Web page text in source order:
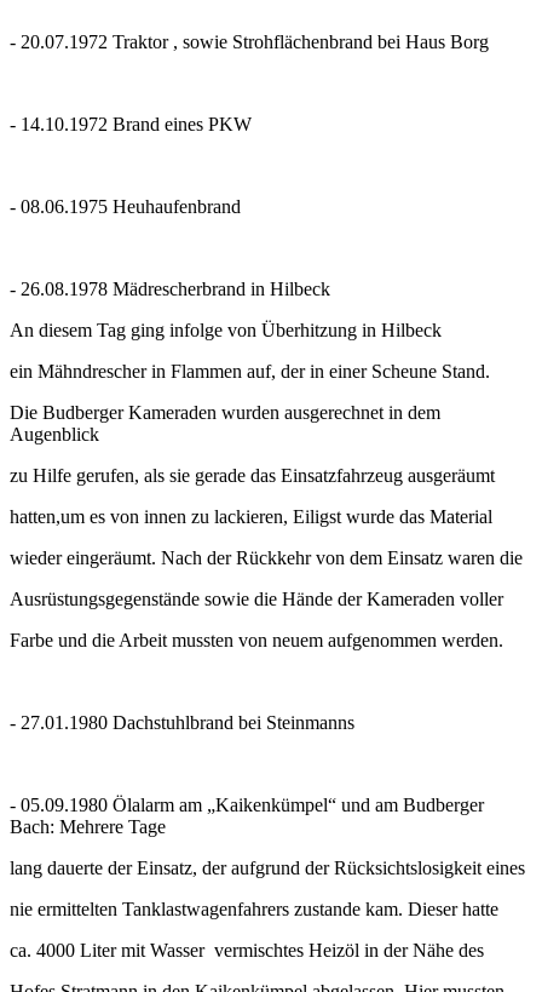
- 20.07.1972 Traktor , sowie Strohflächenbrand bei Haus Borg
- 14.10.1972 Brand eines PKW
- 08.06.1975 Heuhaufenbrand
- 26.08.1978 Mädrescherbrand in Hilbeck
An diesem Tag ging infolge von Überhitzung in Hilbeck
ein Mähndrescher in Flammen auf, der in einer Scheune Stand.
Die Budberger Kameraden wurden ausgerechnet in dem
Augenblick
zu Hilfe gerufen, als sie gerade das Einsatzfahrzeug ausgeräumt
hatten,um es von innen zu lackieren, Eiligst wurde das Material
wieder eingeräumt. Nach der Rückkehr von dem Einsatz waren die
Ausrüstungsgegenstände sowie die Hände der Kameraden voller
Farbe und die Arbeit mussten von neuem aufgenommen werden.
- 27.01.1980 Dachstuhlbrand bei Steinmanns
- 05.09.1980 Ölalarm am „Kaikenkümpel“ und am Budberger
Bach: Mehrere Tage
lang dauerte der Einsatz, der aufgrund der Rücksichtslosigkeit eines
nie ermittelten Tanklastwagenfahrers zustande kam. Dieser hatte
ca. 4000 Liter mit Wasser vermischtes Heizöl in der Nähe des